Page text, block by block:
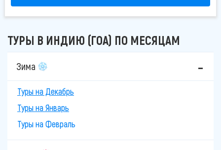
ТУРЫ В ИНДИЮ (ГОА) ПО МЕСЯЦАМ
Зима
Туры на Декабрь
Туры на Январь
Туры на Февраль